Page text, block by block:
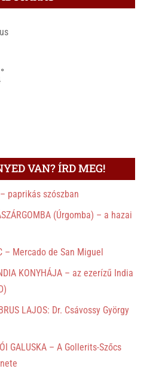
°
VAN? ÍRD MEG!
– paprikás szószban
(Úrgomba) – a hazai
– Mercado de San Miguel
KONYHÁJA – az ezerízű India
LAJOS: Dr. Csávossy György
GALUSKA – A Gollerits-Szőcs